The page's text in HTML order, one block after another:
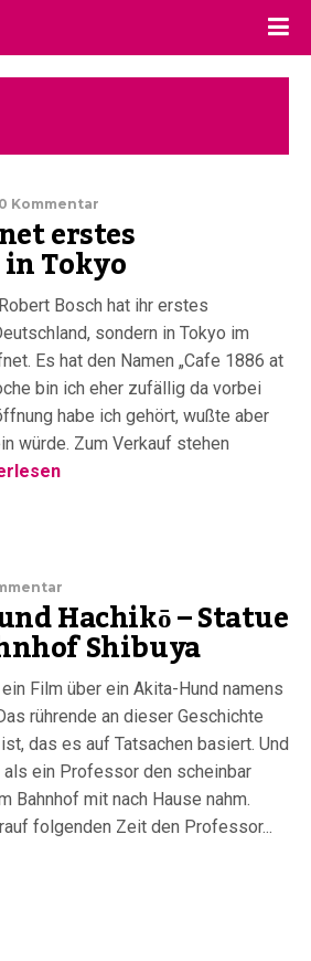
0 Kommentar
erstes
Tokyo
Bosch hat ihr erstes
sondern in Tokyo im
Es hat den Namen „Cafe 1886 at
bin ich eher zufällig da vorbei
habe ich gehört, wußte aber
würde. Zum Verkauf stehen
Hachikō – Statue
Shibuya
Film über ein Akita-Hund namens
rührende an dieser Geschichte
das es auf Tatsachen basiert. Und
ein Professor den scheinbar
Bahnhof mit nach Hause nahm.
folgenden Zeit den Professor...